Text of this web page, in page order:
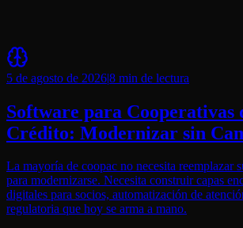
5 de agosto de 2026|8 min de lectura
Software para Cooperativas
Crédito: Modernizar sin
La mayoría de coopac no necesita reemplazar
para modernizarse. Necesita construir capas
digitales para socios, automatización de
regulatoria que hoy se arma a mano.